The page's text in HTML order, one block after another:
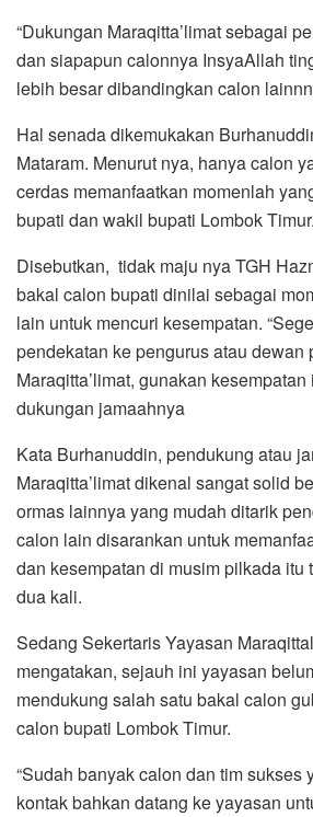
“Dukungan Maraqitta’limat sebagai
dan siapapun calonnya InsyaAllah
lebih besar dibandingkan calon
Hal senada dikemukakan
Mataram. Menurut nya, hanya calon
cerdas memanfaatkan momenlah
bupati dan wakil bupati Lombok Timur.
Disebutkan, tidak maju nya TGH
bakal calon bupati dinilai sebagai
lain untuk mencuri kesempatan.
pendekatan ke pengurus atau dewan
Maraqitta’limat, gunakan
dukungan jamaahnya
Kata Burhanuddin, pendukung atau
Maraqitta’limat dikenal sangat solid
ormas lainnya yang mudah ditarik
calon lain disarankan untuk
dan kesempatan di musim pilkada itu
dua kali.
Sedang Sekertaris Yayasan
mengatakan, sejauh ini yayasan
mendukung salah satu bakal calon
calon bupati Lombok Timur.
“Sudah banyak calon dan tim sukses
kontak bahkan datang ke yayasan